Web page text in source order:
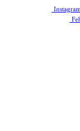
Instagram